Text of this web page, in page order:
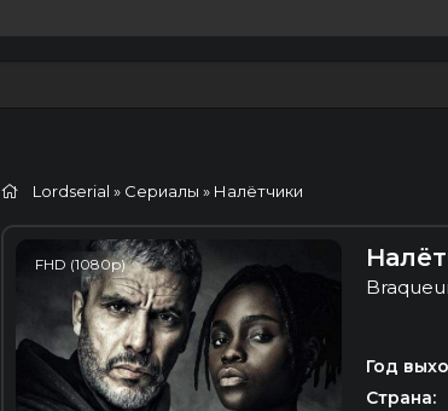
Lordserial » Сериалы » Налётчики
FHD (1080p)
Год
Страна: